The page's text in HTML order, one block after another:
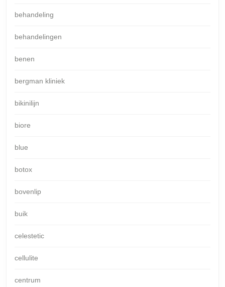
behandeling
behandelingen
benen
bergman kliniek
bikinilijn
biore
blue
botox
bovenlip
buik
celestetic
cellulite
centrum